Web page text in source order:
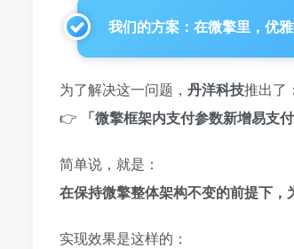
我们的方案：在微擎里，优
为了解决这一问题， 丹洋科技推出了：
👉
「微擎框架内支付参数新增易支
简单说，就是：
在保持微擎整体架构不变的前提下，
实现效果是这样的：